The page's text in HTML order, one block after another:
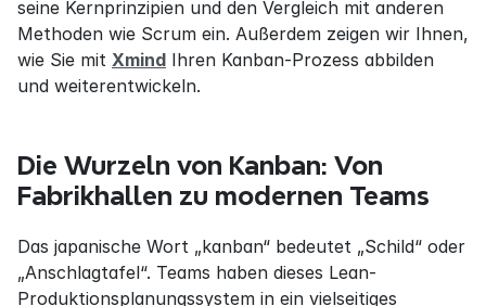
seine Kernprinzipien und den Vergleich mit anderen
Methoden wie Scrum ein. Außerdem zeigen wir Ihnen,
wie Sie mit Xmind Ihren Kanban-Prozess abbilden
und weiterentwickeln.
Die Wurzeln von Kanban: Von
Fabrikhallen zu modernen Teams
Das japanische Wort „kanban“ bedeutet „Schild“ oder
„Anschlagtafel“. Teams haben dieses Lean-
Produktionsplanungssystem in ein vielseitiges